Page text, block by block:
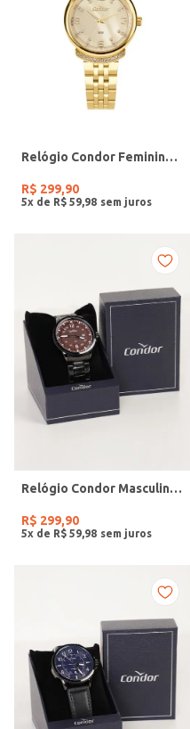
Relógio Condor Feminino DOURADO
R$ 299,90
5x de R$ 59 98
Relógio Condor Masculino PRETO
R$ 299,90
5x de R$ 59 98